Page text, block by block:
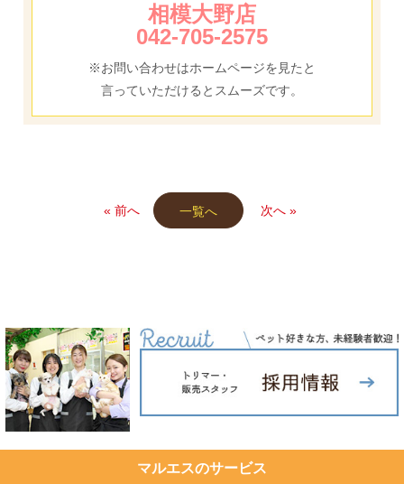
相模大野店
042-705-2575
※お問い合わせはホームページを見たと
言っていただけるとスムーズです。
« 前へ 一覧へ 次へ »
マルエスのサービス